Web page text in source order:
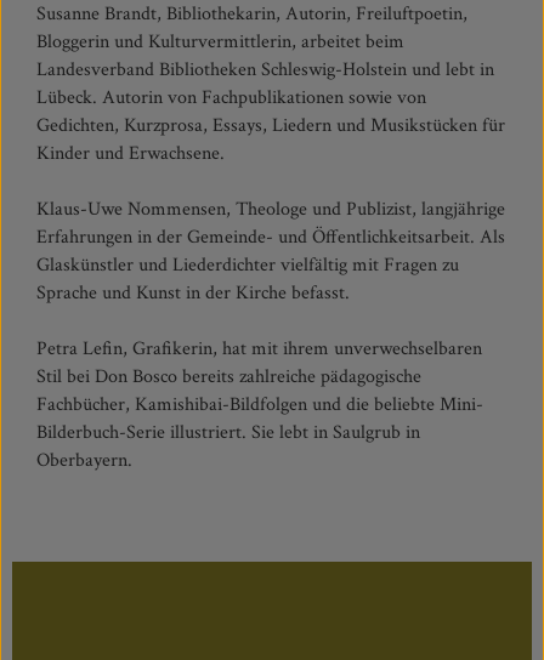
Susanne Brandt, Bibliothekarin, Autorin, Freiluftpoetin,
Bloggerin und Kulturvermittlerin, arbeitet beim
Landesverband Bibliotheken Schleswig-Holstein und lebt in
Lübeck. Autorin von Fachpublikationen sowie von
Gedichten, Kurzprosa, Essays, Liedern und Musikstücken für
Kinder und Erwachsene.
Klaus-Uwe Nommensen, Theologe und Publizist, langjährige
Erfahrungen in der Gemeinde- und Öffentlichkeitsarbeit. Als
Glaskünstler und Liederdichter vielfältig mit Fragen zu
Sprache und Kunst in der Kirche befasst.
Petra Lefin, Grafikerin, hat mit ihrem unverwechselbaren
Stil bei Don Bosco bereits zahlreiche pädagogische
Fachbücher, Kamishibai-Bildfolgen und die beliebte Mini-
Bilderbuch-Serie illustriert. Sie lebt in Saulgrub in
Oberbayern.